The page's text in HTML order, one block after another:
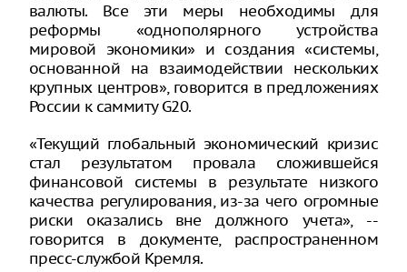
валюты. Все эти меры необходимы для
реформы «однополярного устройства
мировой экономики» и создания «системы,
основанной на взаимодействии нескольких
крупных центров», говорится в предложениях
России к саммиту G20.
«Текущий глобальный экономический кризис
стал результатом провала сложившейся
финансовой системы в результате низкого
качества регулирования, из-за чего огромные
риски оказались вне должного учета», --
говорится в документе, распространенном
пресс-службой Кремля.